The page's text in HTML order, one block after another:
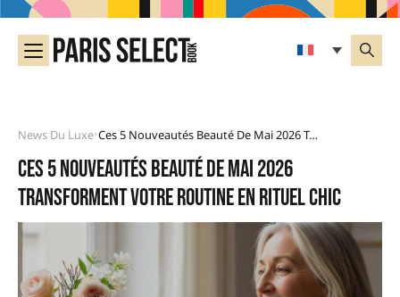
News Du Luxe• Ces 5 Nouveautés Beauté De Mai 2026 Transforment Votre Routine En Rituel Chic
Ces 5 nouveautés beauté de mai 2026
transforment votre routine en rituel chic